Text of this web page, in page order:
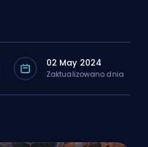
02 May 2024
Zaktualizowano dnia